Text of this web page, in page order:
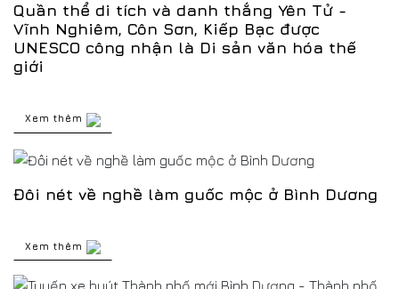
Quần thể di tích và danh thắng Yên Tử -
Vĩnh Nghiêm, Côn Sơn, Kiếp Bạc được
UNESCO công nhận là Di sản văn hóa thế
giới
Xem thêm
Đôi nét về nghề làm guốc mộc ở Bình Dương
Xem thêm